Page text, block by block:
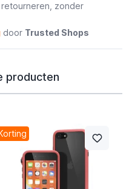
retourneren, zonder
door Trusted Shops
producten